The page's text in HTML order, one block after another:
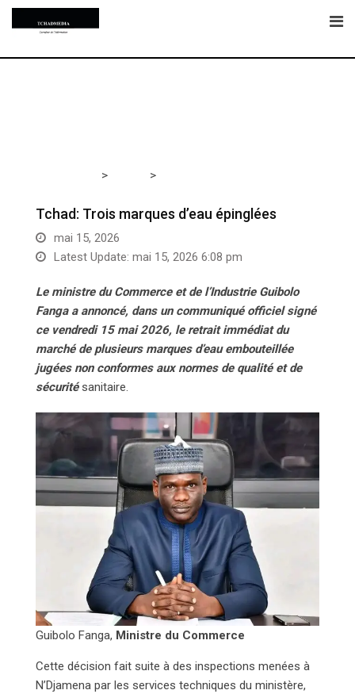
Skip
> >
Tchad: Trois marques d’eau épinglées
mai 15, 2026
Latest Update: mai 15, 2026 6:08 pm
Le ministre du Commerce et de l’Industrie Guibolo
Fanga a annoncé, dans un communiqué officiel signé
ce vendredi 15 mai 2026, le retrait immédiat du
marché de plusieurs marques d’eau embouteillée
jugées non conformes aux normes de qualité et de
sécurité sanitaire.
Guibolo Fanga, Ministre du Commerce
Cette décision fait suite à des inspections menées à
N’Djamena par les services techniques du ministère,